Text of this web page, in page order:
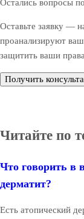
Остались вопросы
Оставьте заявку —
проанализируют
защитить ваши
Получить
Читайте по
Что говорить в
дерматит?
Есть атопический